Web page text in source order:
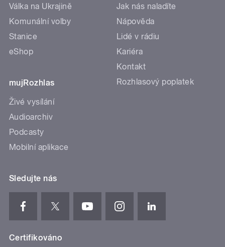
Válka na Ukrajině
Komunální volby
Stanice
eShop
mujRozhlas
Živé vysílání
Audioarchiv
Podcasty
Mobilní aplikace
Jak nás naladíte
Nápověda
Lidé v rádiu
Kariéra
Kontakt
Rozhlasový poplatek
Sledujte nás
Certifikováno